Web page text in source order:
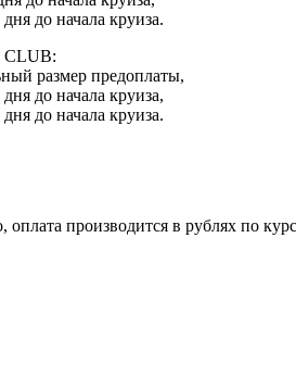
до начала круиза.
CLUB:
размер предоплаты,
до начала круиза,
до начала круиза.
оплата производится в рублях по